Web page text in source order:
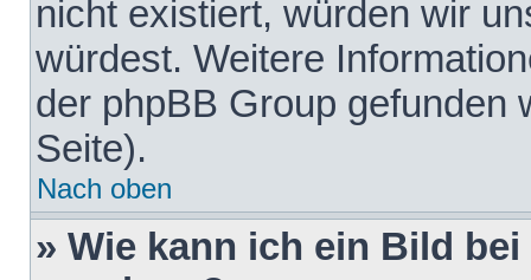
nicht existiert, würden wir
würdest. Weitere
der phpBB Group gefunden
Seite).
Nach oben
» Wie kann ich ein Bild